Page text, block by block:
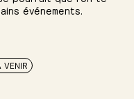
événements.
VENIR